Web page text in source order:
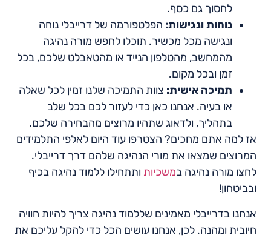
לחסוך גם כסף.
נוחות ונגישות: הפלטפורמה של דרייבלי נוחה
ונגישה מכל מכשיר. תוכלו לחפש מורה נהיגה
מהמחשב, מהטלפון הנייד או מהטאבלט שלכם, בכל
זמן ובכל מקום.
תמיכה אישית: צוות התמיכה שלנו זמין לכל שאלה
או בעיה. אנחנו כאן כדי לעזור לכם בכל שלב
בתהליך, ולדאוג שתהיו מרוצים מהבחירה שלכם.
אז למה אתם מחכים? הצטרפו עוד היום לאלפי התלמידים
המרוצים שמצאו את מורי הנהיגה שלהם דרך דרייבלי.
לחצו מורה נהיגה במשכיות ותתחילו ללמוד נהיגה בכיף
ובביטחון!
אנחנו בדרייבלי מאמינים שללמוד נהיגה צריך להיות חוויה
חיובית ומהנה. לכן, אנחנו עושים הכל כדי להקל עליכם את